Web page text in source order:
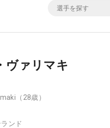
ヴァリマキ
（28歳）
ンド